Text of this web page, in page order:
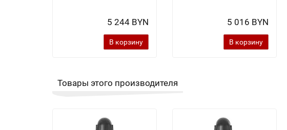
5 244 BYN
В корзину
5 016 BYN
В корзину
Товары этого производителя